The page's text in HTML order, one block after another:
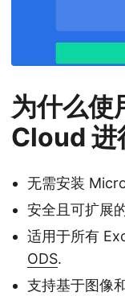
为什么
Cloud 进
无需安装
安全且可扩展
适用于所有
ODS.
支持基于图像